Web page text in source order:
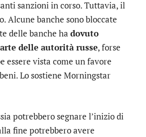
sanzioni in corso. Tuttavia, il
Alcune banche sono bloccate
delle banche ha dovuto
delle autorità russe, forse
essere vista come un favore
Lo sostiene Morningstar
potrebbero segnare l’inizio di
fine potrebbero avere